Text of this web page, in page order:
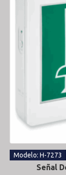
Modelo: H-7273
Señal